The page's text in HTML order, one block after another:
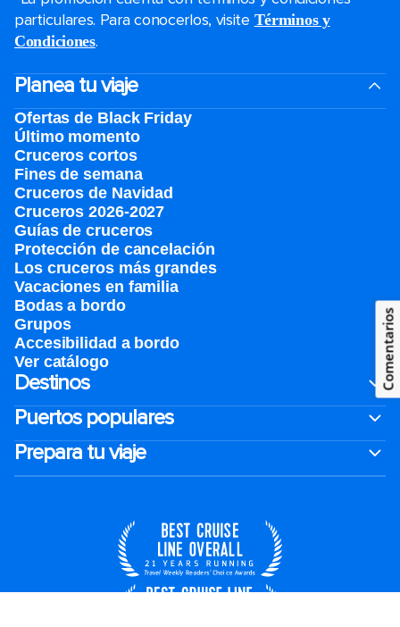
particulares. Para conocerlos, visite Términos y
Condiciones.
Planea tu viaje
Ofertas de Black Friday
Último momento
Cruceros cortos
Fines de semana
Cruceros de Navidad
Cruceros 2026-2027
Guías de cruceros
Protección de cancelación
Los cruceros más grandes
Vacaciones en familia
Bodas a bordo
Grupos
Accesibilidad a bordo
Ver catálogo
Destinos
Puertos populares
Prepara tu viaje
Comentarios